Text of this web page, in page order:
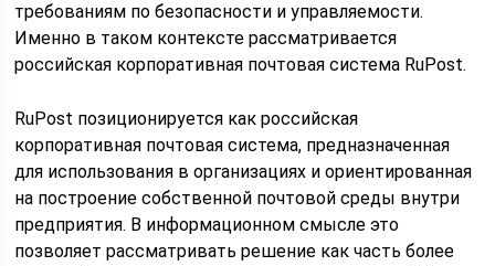
требованиям по безопасности и управляемости.
Именно в таком контексте рассматривается
российская корпоративная почтовая система RuPost.
RuPost позиционируется как российская
корпоративная почтовая система, предназначенная
для использования в организациях и ориентированная
на построение собственной почтовой среды внутри
предприятия. В информационном смысле это
позволяет рассматривать решение как часть более